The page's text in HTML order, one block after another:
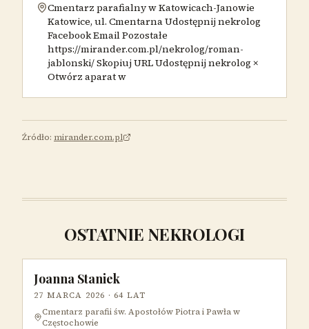
Cmentarz parafialny w Katowicach-Janowie
Katowice, ul. Cmentarna Udostępnij nekrolog
Facebook Email Pozostałe
https://mirander.com.pl/nekrolog/roman-
jablonski/ Skopiuj URL Udostępnij nekrolog ×
Otwórz aparat w
Źródło: mirander.com.pl
OSTATNIE NEKROLOGI
Joanna Staniek
27 MARCA 2026 · 64 LAT
Cmentarz parafii św. Apostołów Piotra i Pawła w
Częstochowie